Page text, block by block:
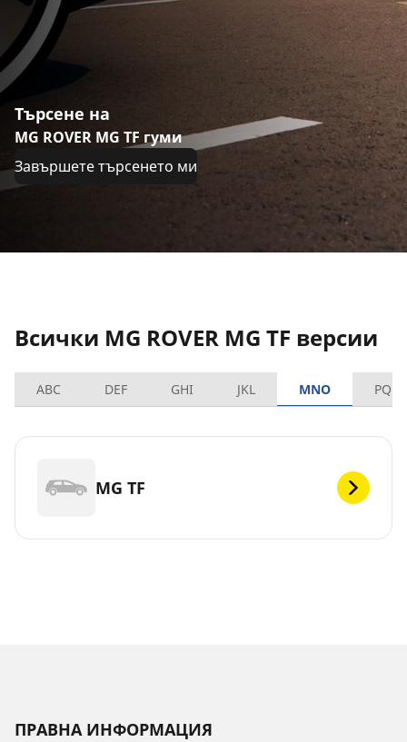
Търсене на
MG ROVER MG TF гуми
Завършете търсенето ми
Всички MG ROVER MG TF версии
ABC DEF GHI JKL MNO PQRS
MG TF
ПРАВНА ИНФОРМАЦИЯ